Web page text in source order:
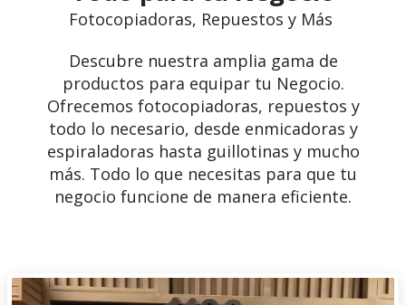
Fotocopiadoras, Repuestos y Más
Descubre nuestra amplia gama de
productos para equipar tu Negocio.
Ofrecemos fotocopiadoras, repuestos y
todo lo necesario, desde enmicadoras y
espiraladoras hasta guillotinas y mucho
más. Todo lo que necesitas para que tu
negocio funcione de manera eficiente.